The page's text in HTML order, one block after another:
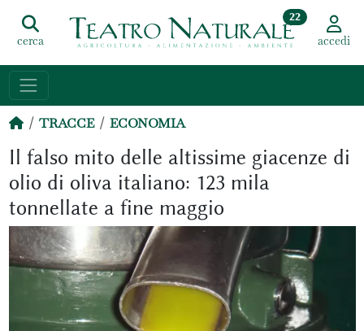
cerca
22
accedi
TRACCE ECONOMIA
Il falso mito delle altissime giacenze di
olio di oliva italiano: 123 mila
tonnellate a fine maggio